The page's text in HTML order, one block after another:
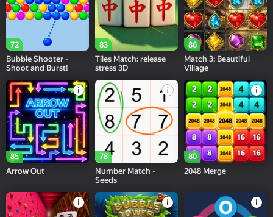
72
Bubble Shooter -
Shoot and Burst!
83
Tiles Match: release
stress 3D
86
Match 3: Beautiful
Village
85
Arrow Out
78
Number Match -
Seeds
80
2048 Merge